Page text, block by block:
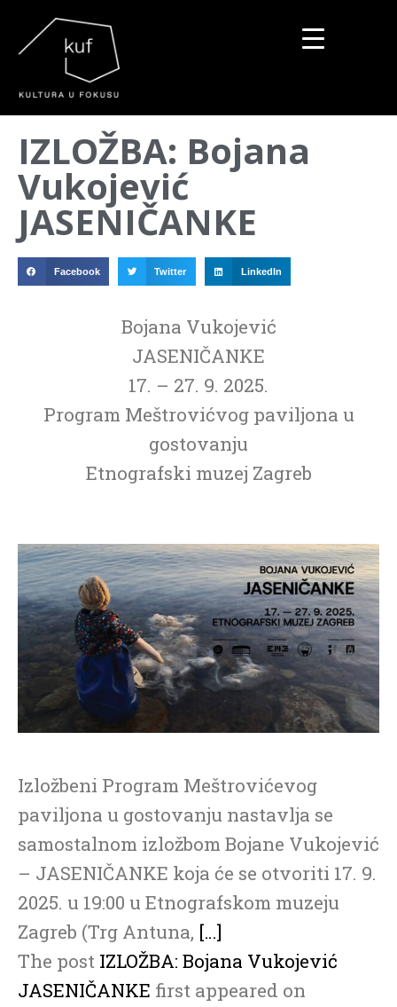
IZLOŽBA: Bojana
Vukojević
JASENIČANKE
Facebook Twitter LinkedIn
Bojana Vukojević
JASENIČANKE
17. – 27. 9. 2025.
Program Meštrovićvog paviljona u
gostovanju
Etnografski muzej Zagreb
Izložbeni Program Meštrovićevog
paviljona u gostovanju nastavlja se
samostalnom izložbom Bojane Vukojević
– JASENIČANKE koja će se otvoriti 17. 9.
2025. u 19:00 u Etnografskom muzeju
Zagreb (Trg Antuna, […]
The post IZLOŽBA: Bojana Vukojević
JASENIČANKE first appeared on
▼
▼